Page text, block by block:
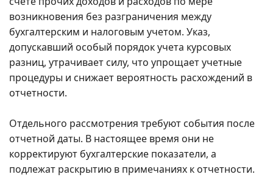
возникновения без разграничения между
бухгалтерским и налоговым учетом. Указ,
допускавший особый порядок учета курсовых
разниц, утрачивает силу, что упрощает учетные
процедуры и снижает вероятность расхождений в
отчетности.
Отдельного рассмотрения требуют события после
отчетной даты. В настоящее время они не
корректируют бухгалтерские показатели, а
подлежат раскрытию в примечаниях к отчетности.